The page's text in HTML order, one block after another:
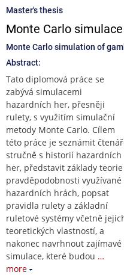
Master's thesis
Monte Carlo
Monte Carlo simulation of
Abstract:
Tato diplomová práce se
zabývá simulacemi
hazardních her, přesněji
rulety, s využitím simulační
metody Monte Carlo. Cílem
této práce je seznámit
stručně s historií hazardních
her, představit základy teorie
pravděpodobnosti využívané
hazardních hrách, popsat
pravidla rulety a základní
ruletové systémy včetně
teoretických vlastností, a
nakonec navrhnout zajímavé
simulace, které budou …
more